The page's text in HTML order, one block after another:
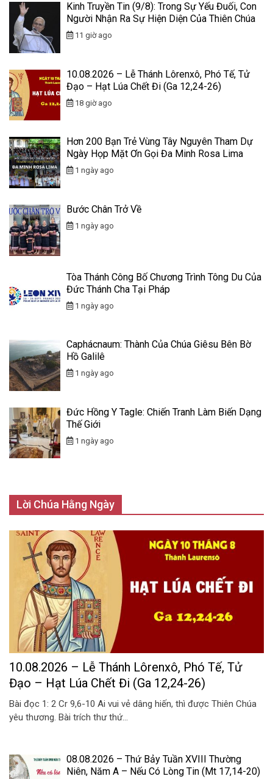
Kinh Truyền Tin (9/8): Trong Sự Yếu Đuối, Con
Người Nhận Ra Sự Hiện Diện Của Thiên Chúa
11 giờ ago
10.08.2026 – Lễ Thánh Lôrenxô, Phó Tế, Tử
Đạo – Hạt Lúa Chết Đi (Ga 12,24-26)
18 giờ ago
Hơn 200 Bạn Trẻ Vùng Tây Nguyên Tham Dự
Ngày Họp Mặt Ơn Gọi Đa Minh Rosa Lima
1 ngày ago
Bước Chân Trở Về
1 ngày ago
Tòa Thánh Công Bố Chương Trình Tông Du Của
Đức Thánh Cha Tại Pháp
1 ngày ago
Caphácnaum: Thành Của Chúa Giêsu Bên Bờ
Hồ Galilê
1 ngày ago
Đức Hồng Y Tagle: Chiến Tranh Làm Biến Dạng
Thế Giới
1 ngày ago
Lời Chúa Hằng Ngày
10.08.2026 – Lễ Thánh Lôrenxô, Phó Tế, Tử
Đạo – Hạt Lúa Chết Đi (Ga 12,24-26)
Bài đọc 1: 2 Cr 9,6-10 Ai vui vẻ dâng hiến, thì được Thiên Chúa
yêu thương. Bài trích thư thứ...
08.08.2026 – Thứ Bảy Tuần XVIII Thường
Niên, Năm A – Nếu Có Lòng Tin (Mt 17,14-20)